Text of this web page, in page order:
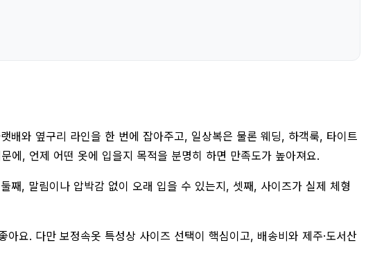
배와 옆구리 라인을 한 번에 잡아주고, 일상복은 물론 웨딩, 하객룩, 타이트
에, 언제 어떤 옷에 입을지 목적을 분명히 하면 만족도가 높아져요.
째, 말림이나 압박감 없이 오래 입을 수 있는지, 셋째, 사이즈가 실제 체형
요. 다만 보정속옷 특성상 사이즈 선택이 핵심이고, 배송비와 제주·도서산